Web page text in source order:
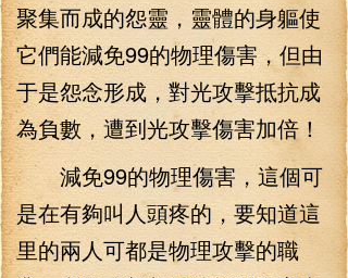
聚集而成的怨靈，靈體的身軀使
它們能減免99的物理傷害，但由
于是怨念形成，對光攻擊抵抗成
為負數，遭到光攻擊傷害加倍！
減免99的物理傷害，這個可
是在有夠叫人頭疼的，要知道這
里的兩人可都是物理攻擊的職